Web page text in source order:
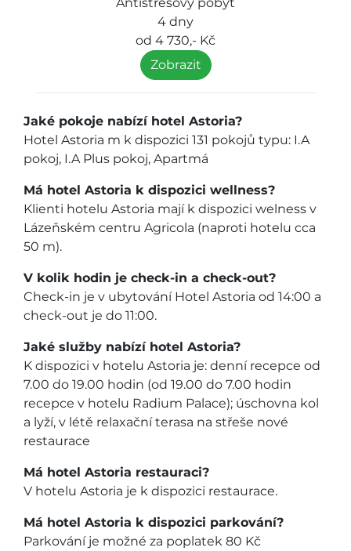
4 dny
od 4 730,- Kč
Zobrazit
Jaké pokoje nabízí hotel Astoria?
Hotel Astoria m k dispozici 131 pokojů typu: I.A
pokoj, I.A Plus pokoj, Apartmá
Má hotel Astoria k dispozici wellness?
Klienti hotelu Astoria mají k dispozici welness v
Lázeňském centru Agricola (naproti hotelu cca
50 m).
V kolik hodin je check-in a check-out?
Check-in je v ubytování Hotel Astoria od 14:00 a
check-out je do 11:00.
Jaké služby nabízí hotel Astoria?
K dispozici v hotelu Astoria je: denní recepce od
7.00 do 19.00 hodin (od 19.00 do 7.00 hodin
recepce v hotelu Radium Palace); úschovna kol
a lyží, v létě relaxační terasa na střeše nové
restaurace
Má hotel Astoria restauraci?
V hotelu Astoria je k dispozici restaurace.
Má hotel Astoria k dispozici parkování?
Parkování je možné za poplatek 80 Kč